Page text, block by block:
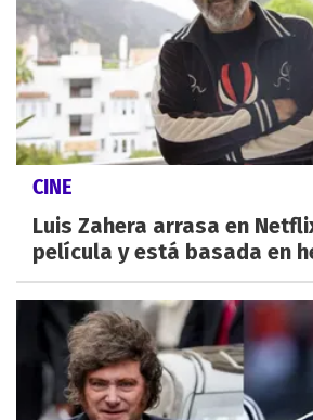
CINE
Luis Zahera arrasa en
película y está basada en